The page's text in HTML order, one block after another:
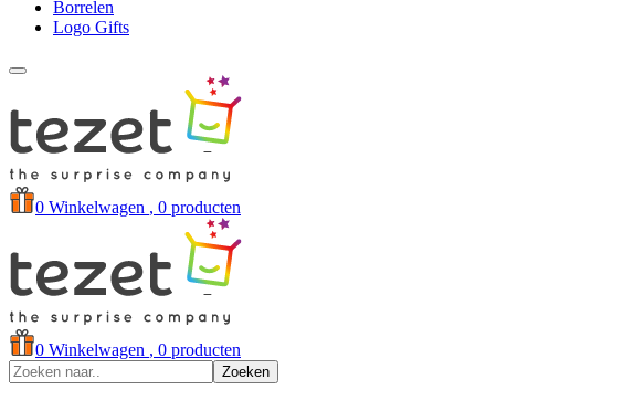
Borrelen
Logo Gifts
0 Winkelwagen , 0 producten
0 Winkelwagen , 0 producten
Zoeken